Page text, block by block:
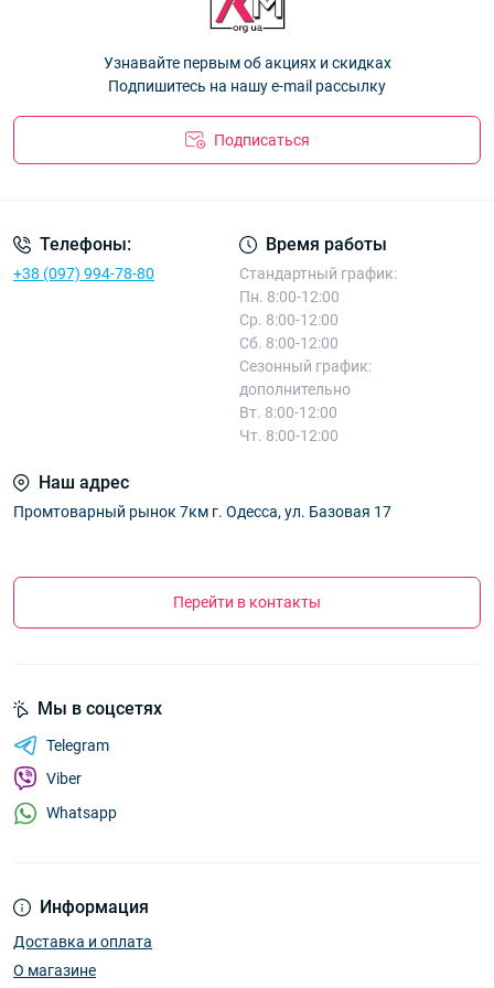
Колготки детские "Стразы" Фенна для девочек р.128-164
Оптом 9516-7— 91.80 ₴
Узнавайте первым об акциях и скидках
Подпишитесь на нашу e-mail рассылку
Подписаться
Телефоны:
+38 (097) 994-78-80
Время работы
Стандартный график:
Пн. 8:00-12:00
Ср. 8:00-12:00
Сб. 8:00-12:00
Сезонный график:
дополнительно
Вт. 8:00-12:00
Чт. 8:00-12:00
Наш адрес
Промтоварный рынок 7км г. Одесса, ул. Базовая 17
Перейти в контакты
Информация
Доставка и оплата
О магазине
Мы в соцсетях
Telegram
Viber
Whatsapp